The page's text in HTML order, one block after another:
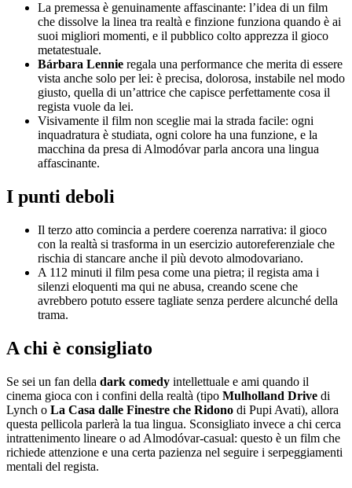
La premessa è genuinamente affascinante: l’idea di un film
che dissolve la linea tra realtà e finzione funziona quando è ai
suoi migliori momenti, e il pubblico colto apprezza il gioco
metatestuale.
Bárbara Lennie regala una performance che merita di essere
vista anche solo per lei: è precisa, dolorosa, instabile nel modo
giusto, quella di un’attrice che capisce perfettamente cosa il
regista vuole da lei.
Visivamente il film non sceglie mai la strada facile: ogni
inquadratura è studiata, ogni colore ha una funzione, e la
macchina da presa di Almodóvar parla ancora una lingua
affascinante.
I punti deboli
Il terzo atto comincia a perdere coerenza narrativa: il gioco
con la realtà si trasforma in un esercizio autoreferenziale che
rischia di stancare anche il più devoto almodovariano.
A 112 minuti il film pesa come una pietra; il regista ama i
silenzi eloquenti ma qui ne abusa, creando scene che
avrebbero potuto essere tagliate senza perdere alcunché della
trama.
A chi è consigliato
Se sei un fan della dark comedy intellettuale e ami quando il
cinema gioca con i confini della realtà (tipo Mulholland Drive di
Lynch o La Casa dalle Finestre che Ridono di Pupi Avati), allora
questa pellicola parlerà la tua lingua. Sconsigliato invece a chi cerca
intrattenimento lineare o ad Almodóvar-casual: questo è un film che
richiede attenzione e una certa pazienza nel seguire i serpeggiamenti
mentali del regista.